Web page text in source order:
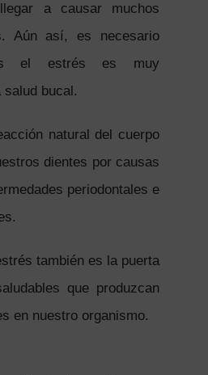
a causar muchos
Aún así, es necesario
el estrés es muy
salud bucal.
natural del cuerpo
dientes por causas
periodontales e
también es la puerta
que produzcan
en nuestro organismo.